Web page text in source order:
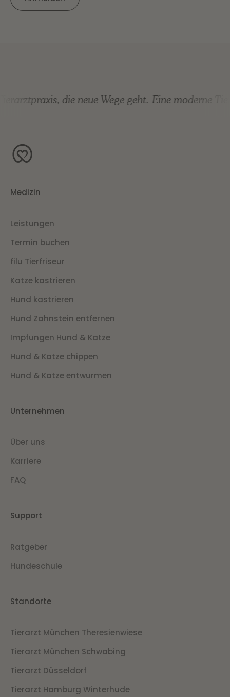
die neue Wege geht. Eine moderne
Medizin
Leistungen
Termin buchen
filu Tierfriseur
Katze kastrieren
Hund kastrieren
Hund Zahnstein entfernen
Impfungen Hund & Katze
Hund & Katze chippen
Hund & Katze entwurmen
Unternehmen
Über uns
Karriere
FAQ
Support
Ratgeber
Hundeschule
Standorte
Tierarzt München Theresienwiese
Tierarzt München Schwabing
Tierarzt Düsseldorf
Tierarzt Hamburg Winterhude